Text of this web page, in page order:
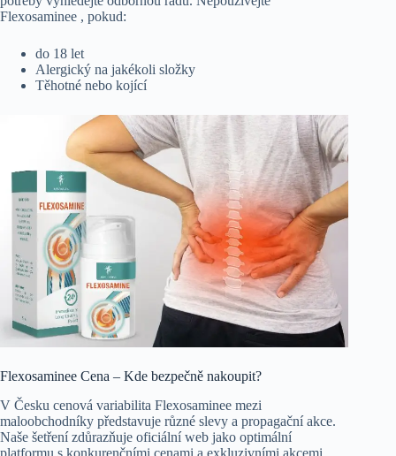
Flexosaminee , pokud:
do 18 let
Alergický na jakékoli složky
Těhotné nebo kojící
Flexosaminee Cena – Kde bezpečně nakoupit?
V Česku cenová variabilita Flexosaminee mezi
maloobchodníky představuje různé slevy a propagační akce.
Naše šetření zdůrazňuje oficiální web jako optimální
platformu s konkurenčními cenami a exkluzivními akcemi,